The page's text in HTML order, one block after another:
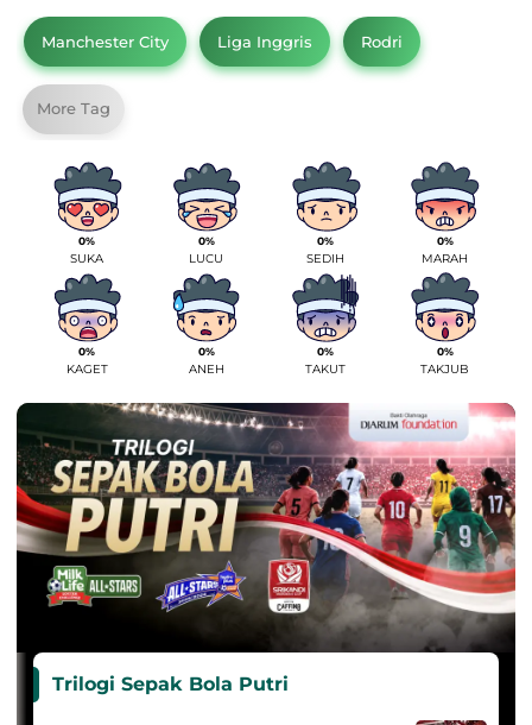
Manchester City Liga Inggris Rodri
More Tag
0%
SUKA
0%
LUCU
0%
SEDIH
0%
MARAH
0%
KAGET
0%
ANEH
0%
TAKUT
0%
TAKJUB
Trilogi Sepak Bola Putri